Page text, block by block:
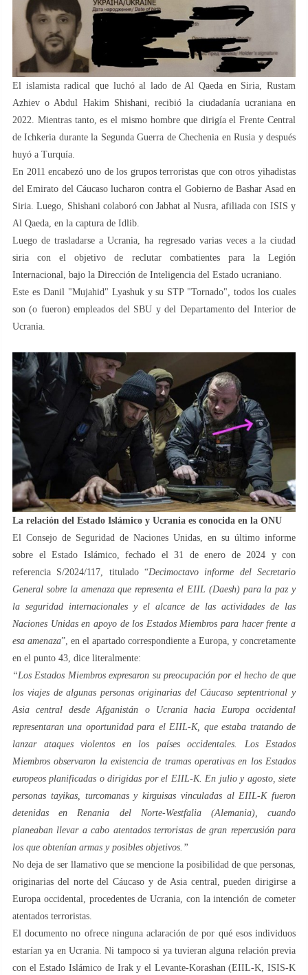
El islamista radical que luchó al lado de Al Qaeda en Siria, Rustam
Azhiev o Abdul Hakim Shishani, recibió la ciudadanía ucraniana en
2022. Mientras tanto, es el mismo hombre que dirigía el Frente Central
de Ichkeria durante la Segunda Guerra de Chechenia en Rusia y después
huyó a Turquía.
En 2011 encabezó uno de los grupos terroristas que con otros yihadistas
del Emirato del Cáucaso lucharon contra el Gobierno de Bashar Asad en
Siria. Luego, Shishani colaboró con Jabhat al Nusra, afiliada con ISIS y
Al Qaeda, en la captura de Idlib.
Luego de trasladarse a Ucrania, ha regresado varias veces a la ciudad
siria con el objetivo de reclutar combatientes para la Legión
Internacional, bajo la Dirección de Inteligencia del Estado ucraniano.
Este es Danil "Mujahid" Lyashuk y su STP "Tornado", todos los cuales
son (o fueron) empleados del SBU y del Departamento del Interior de
Ucrania.
La relación del Estado Islámico y Ucrania es conocida en la ONU
El Consejo de Seguridad de Naciones Unidas, en su último informe
sobre el Estado Islámico, fechado el 31 de enero de 2024 y con
referencia S/2024/117, titulado “Decimoctavo informe del Secretario
General sobre la amenaza que representa el EIIL (Daesh) para la paz y
la seguridad internacionales y el alcance de las actividades de las
Naciones Unidas en apoyo de los Estados Miembros para hacer frente a
esa amenaza”, en el apartado correspondiente a Europa, y concretamente
en el punto 43, dice literalmente:
“Los Estados Miembros expresaron su preocupación por el hecho de que
los viajes de algunas personas originarias del Cáucaso septentrional y
Asia central desde Afganistán o Ucrania hacia Europa occidental
representaran una oportunidad para el EIIL-K, que estaba tratando de
lanzar ataques violentos en los países occidentales. Los Estados
Miembros observaron la existencia de tramas operativas en los Estados
europeos planificadas o dirigidas por el EIIL-K. En julio y agosto, siete
personas tayikas, turcomanas y kirguisas vinculadas al EIIL-K fueron
detenidas en Renania del Norte-Westfalia (Alemania), cuando
planeaban llevar a cabo atentados terroristas de gran repercusión para
los que obtenían armas y posibles objetivos.”
No deja de ser llamativo que se mencione la posibilidad de que personas,
originarias del norte del Cáucaso y de Asia central, pueden dirigirse a
Europa occidental, procedentes de Ucrania, con la intención de cometer
atentados terroristas.
El documento no ofrece ninguna aclaración de por qué esos individuos
estarían ya en Ucrania. Ni tampoco si ya tuvieran alguna relación previa
con el Estado Islámico de Irak y el Levante-Korashan (EIIL-K, ISIS-K